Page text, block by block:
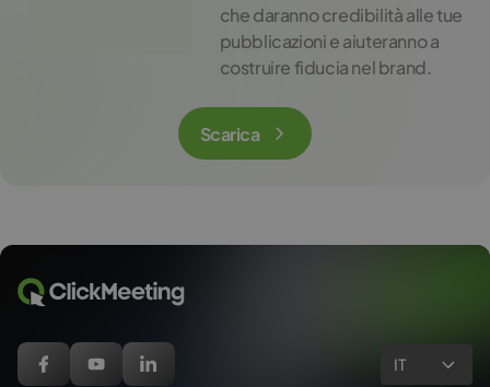
che daranno credibilità alle tue
pubblicazioni e aiuteranno a
costruire fiducia nel brand.
Scarica
IT